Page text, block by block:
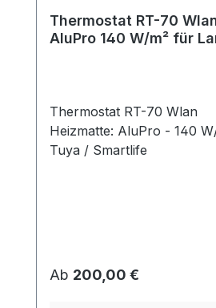
Thermostat RT-70
AluPro 140 W/m² für
Thermostat RT-70 Wlan
Heizmatte: AluPro - 140
Tuya / Smartlife
Regulärer Preis:
Ab 200,00 €